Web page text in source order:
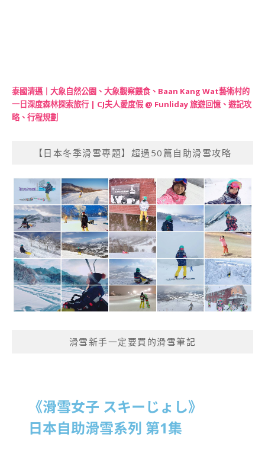
泰國清邁｜大象自然公園、大象觀察餵食、Baan Kang Wat藝術村的
一日深度森林探索旅行 | CJ夫人愛度假 @ Funliday 旅遊回憶、遊記攻
略、行程規劃
【日本冬季滑雪專題】超過50篇自助滑雪攻略
滑雪新手一定要買的滑雪筆記